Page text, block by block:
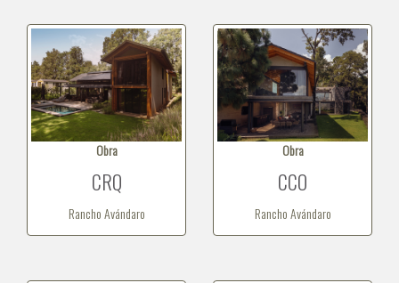
Obra
CRQ
Rancho Avándaro
Obra
CCO
Rancho Avándaro